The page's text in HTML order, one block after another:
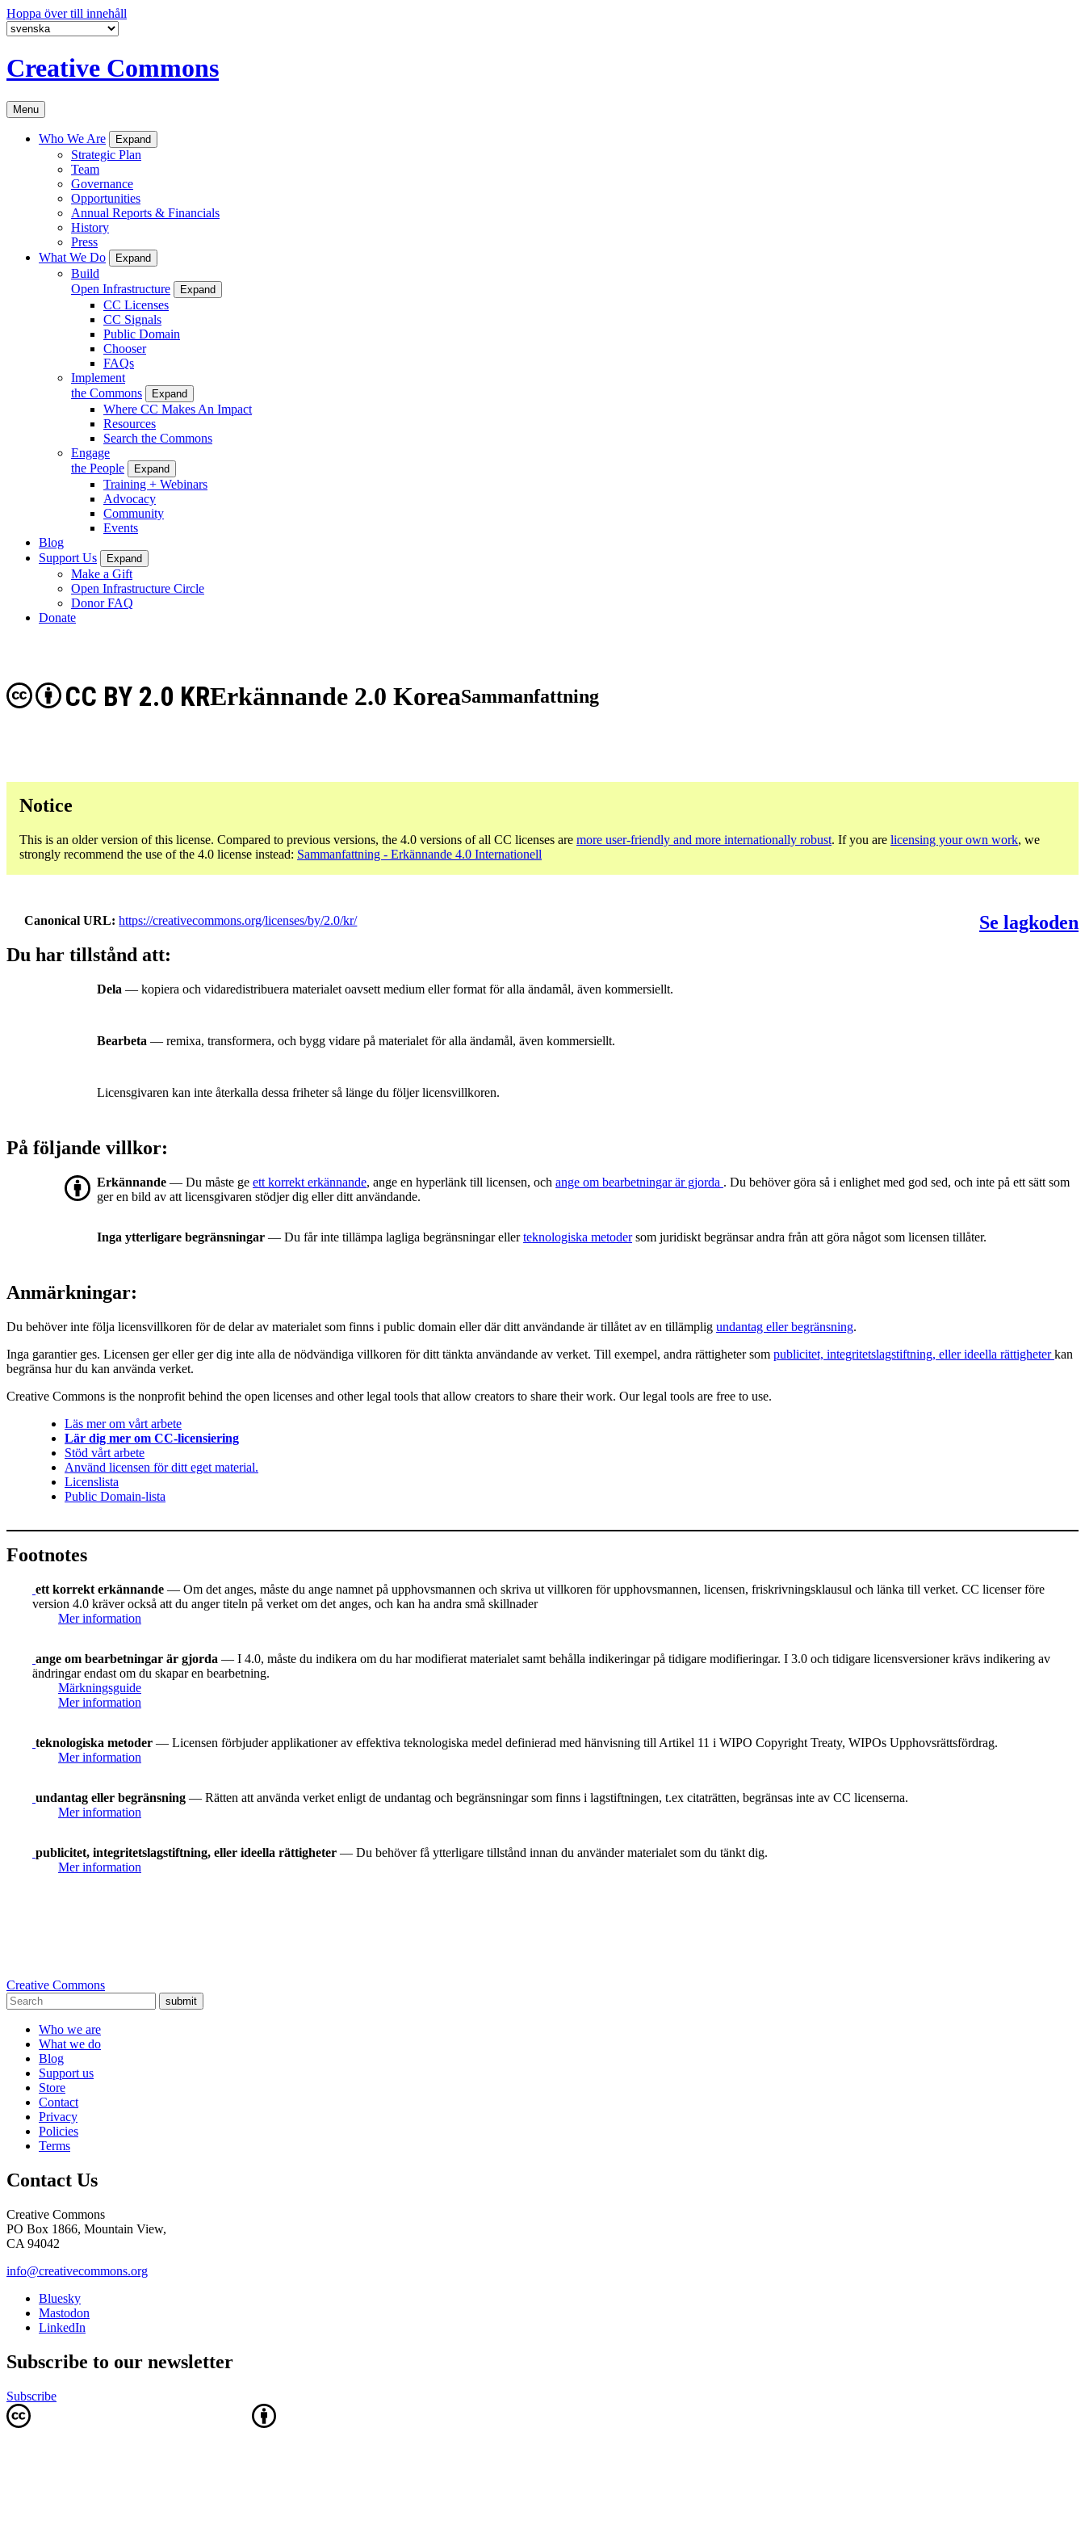
Hoppa över till innehåll
Creative Commons
Menu
Who We Are Expand
Strategic Plan
Team
Governance
Opportunities
Annual Reports & Financials
History
Press
What We Do
Expand
Build
Open Infrastructure
Expand
CC Licenses
CC Signals
Public Domain
Chooser
FAQs
Implement
the Commons
Expand
Where CC Makes An Impact
Resources
Search the Commons
Engage
the People
Expand
Training + Webinars
Advocacy
Community
Events
Blog
Support Us
Expand
Make a Gift
Open Infrastructure Circle
Donor FAQ
Donate
Erkännande 2.0 Korea
CC BY 2.0 KR Sammanfattning
Notice
This is an older version of this license. Compared to previous versions, the 4.0 versions of all CC licenses are more user-friendly and more internationally robust. If you are licensing your own work, we
strongly recommend the use of the 4.0 license instead: Sammanfattning - Erkännande 4.0 Internationell
Canonical URL https://creativecommons.org/licenses/by/2.0/kr/
Se lagkoden
Du har tillstånd att:
Dela — kopiera och vidaredistribuera materialet oavsett medium eller format för alla ändamål, även kommersiellt.
Bearbeta — remixa, transformera, och bygg vidare på materialet för alla ändamål, även kommersiellt.
Licensgivaren kan inte återkalla dessa friheter så länge du följer licensvillkoren.
På följande villkor:
Erkännande — Du måste ge ett korrekt erkännande, ange en hyperlänk till licensen, och ange om bearbetningar är gjorda . Du behöver göra så i enlighet med god sed, och inte på ett sätt som
ger en bild av att licensgivaren stödjer dig eller ditt användande.
Inga ytterligare begränsningar — Du får inte tillämpa lagliga begränsningar ellerteknologiska metodersom juridiskt begränsar andra från att göra något som licensen tillåter.
Anmärkningar:
Du behöver inte följa licensvillkoren för de delar av materialet som finns i public domain eller där ditt användande är tillåtet av en tillämplig undantag eller begränsning.
Inga garantier ges. Licensen ger eller ger dig inte alla de nödvändiga villkoren för ditt tänkta användande av verket. Till exempel, andra rättigheter som publicitet, integritetslagstiftning, eller ideella rättigheterkan
begränsa hur du kan använda verket.
Creative Commons is the nonprofit behind the open licenses and other legal tools that allow creators to share their work. Our legal tools are free to use.
Läs mer om vårt arbete
Lär dig mer om CC-licensiering
Stöd vårt arbete
Använd licensen för ditt eget material.
Licenslista
Public Domain-lista
Footnotes
ett korrekt erkännande — Om det anges, måste du ange namnet på upphovsmannen och skriva ut villkoren för upphovsmannen, licensen, friskrivningsklausul och länka till verket. CC licenser före
version 4.0 kräver också att du anger titeln på verket om det anges, och kan ha andra små skillnader
Mer information
ange om bearbetningar är gjorda — I 4.0, måste du indikera om du har modifierat materialet samt behålla indikeringar på tidigare modifieringar. I 3.0 och tidigare licensversioner krävs indikering av
ändringar endast om du skapar en bearbetning.
Märkningsguide
Mer information
teknologiska metoder — Licensen förbjuder applikationer av effektiva teknologiska medel definierad med hänvisning till Artikel 11 i WIPO Copyright Treaty, WIPOs Upphovsrättsfördrag.
Mer information
undantag eller begränsning — Rätten att använda verket enligt de undantag och begränsningar som finns i lagstiftningen, t.ex citaträtten, begränsas inte av CC licenserna.
Mer information
publicitet, integritetslagstiftning, eller ideella rättigheter — Du behöver få ytterligare tillstånd innan du använder materialet som du tänkt dig.
Mer information
Creative Commons
submit
Who we are
What we do
Blog
Support us
Store
Contact
Privacy
Policies
Terms
Contact Us
Creative Commons
PO Box 1866, Mountain View,
CA 94042
info@creativecommons.org
Bluesky
Mastodon
LinkedIn
Subscribe to our newsletter
Subscribe